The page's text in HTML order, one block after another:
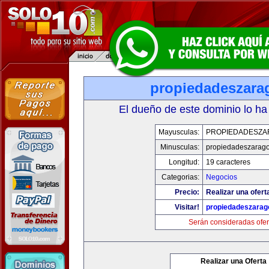
El dueño de este dominio lo
Mayusculas:
Minusculas:
Longitud:
19 caracteres
Categorias:
Negocios
Precio:
Realizar una
Visitar!
Serán consideradas
Realizar una Oferta